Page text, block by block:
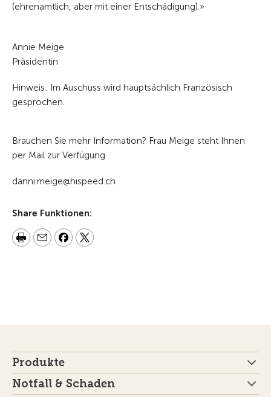
(ehrenamtlich, aber mit einer Entschädigung).»
Annie Meige
Präsidentin
Hinweis: Im Auschuss wird hauptsächlich Französisch
gesprochen.
Brauchen Sie mehr Information? Frau Meige steht Ihnen
per Mail zur Verfügung.
danni.meige@hispeed.ch
Share Funktionen:
Produkte
Notfall & Schaden